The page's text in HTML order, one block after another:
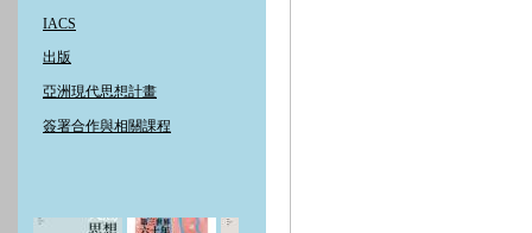
IACS
出版
亞洲現代思想計畫
簽署合作與相關課程